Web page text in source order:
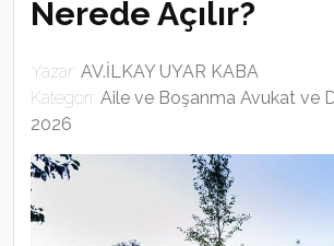
Nerede Açılır?
Yazar: AV.İLKAY UYAR KABA
Kategori: Aile ve Boşanma Avukat ve
2026